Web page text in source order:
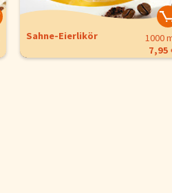
Sahne-Eierlikör
1000
7,95